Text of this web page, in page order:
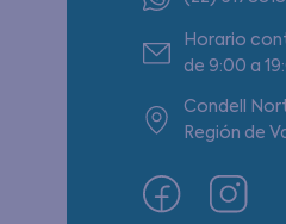
Horario
de 9:00 a
Condell
Región de